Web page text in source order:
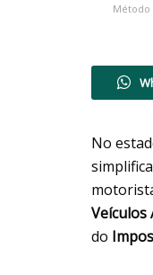
Método
No
do